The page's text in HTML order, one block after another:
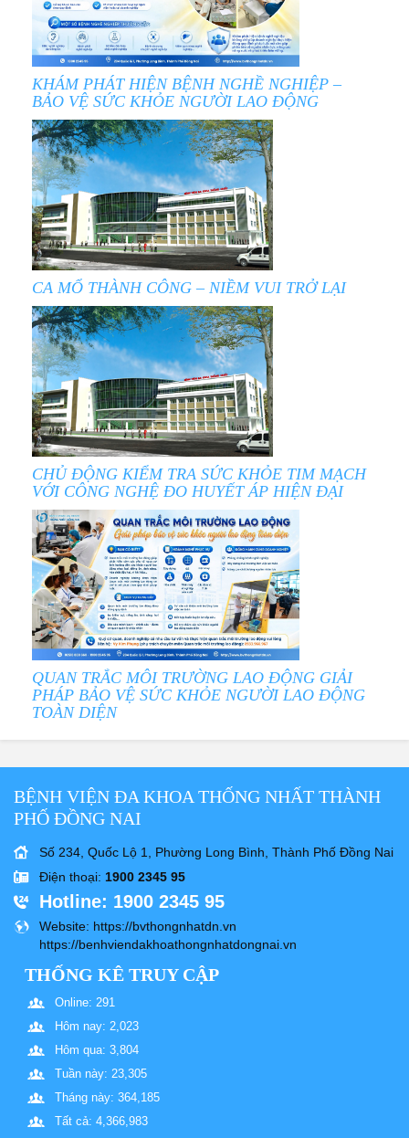
KHÁM PHÁT HIỆN BỆNH NGHỀ NGHIỆP –
BẢO VỆ SỨC KHỎE NGƯỜI LAO ĐỘNG
CA MỔ THÀNH CÔNG – NIỀM VUI TRỞ LẠI
CHỦ ĐỘNG KIỂM TRA SỨC KHỎE TIM MẠCH
VỚI CÔNG NGHỆ ĐO HUYẾT ÁP HIỆN ĐẠI
QUAN TRẮC MÔI TRƯỜNG LAO ĐỘNG GIẢI
PHÁP BẢO VỆ SỨC KHỎE NGƯỜI LAO ĐỘNG
TOÀN DIỆN
BỆNH VIỆN ĐA KHOA THỐNG NHẤT THÀNH
PHỐ ĐỒNG NAI
Số 234, Quốc Lộ 1, Phường Long Bình, Thành Phố Đồng Nai
Điện thoại: 1900 2345 95
Hotline: 1900 2345 95
Website: https://bvthongnhatdn.vn
https://benhviendakhoathongnhatdongnai.vn
THỐNG KÊ TRUY CẬP
Online: 291
Hôm nay: 2,023
Hôm qua: 3,804
Tuần này: 23,305
Tháng này: 364,185
Tất cả: 4,366,983